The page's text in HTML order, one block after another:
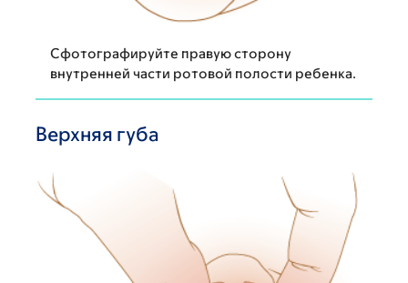
Сфотографируйте правую сторону
внутренней части ротовой полости ребенка.
Верхняя губа